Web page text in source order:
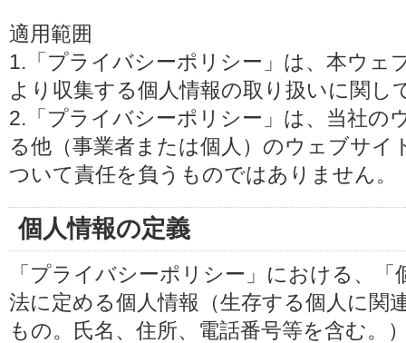
適用範囲
1.「プライバシーポリシー」は、本ウェ
より収集する個人情報の取り扱いに関し
2.「プライバシーポリシー」は、当社の
る他（事業者または個人）のウェブサイ
ついて責任を負うものではありません。
個人情報の定義
「プライバシーポリシー」における、
法に定める個人情報（生存する個人に関
もの。氏名、住所、電話番号等を含む。